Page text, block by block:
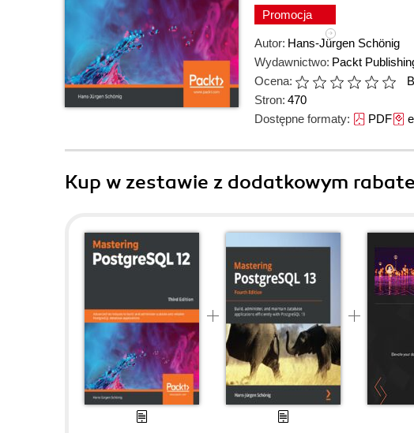
Promocja
Autor: Hans-Jürgen Schönig
Wydawnictwo: Packt
Ocena:
Stron: 470
Dostępne formaty: PDF
Kup w zestawie z dodatkowym